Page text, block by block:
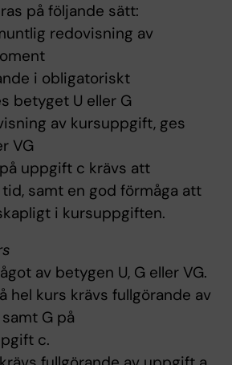
på följande sätt:
redovisning av
i obligatoriskt
betyget U eller G
av kursuppgift, ges
VG
uppgift c krävs att
samt en god förmåga att
i kursuppgiften.
av betygen U, G eller VG.
hel kurs krävs fullgörande av
G på
c.